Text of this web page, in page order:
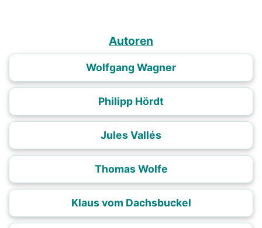
Autoren
Wolfgang Wagner
Philipp Hördt
Jules Vallés
Thomas Wolfe
Klaus vom Dachsbuckel